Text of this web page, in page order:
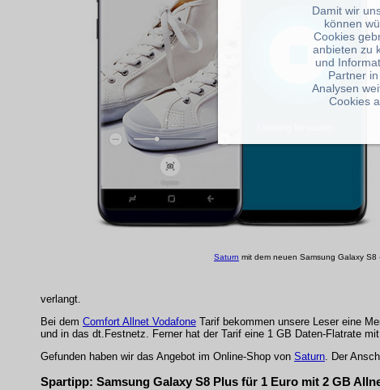
Saturn mit dem neuen Samsung Galaxy S8
verlangt.
Bei dem Comfort Allnet Vodafone Tarif bekommen unsere Leser eine
und in das dt.Festnetz. Ferner hat der Tarif eine 1 GB Daten-Flatrate
Gefunden haben wir das Angebot im Online-Shop von Saturn. Der
Spartipp: Samsung Galaxy S8 Plus für 1 Euro mit 2 GB
Damit wir
können
Cookies
anbieten zu
und
Partner
Analysen
Cookies